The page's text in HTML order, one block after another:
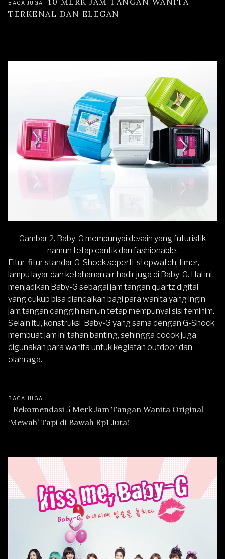
BACA JUGA :
TERKENAL DAN ELEGAN
Gambar 2. Baby-G mempunyai desain yang futuristik
namun tetap cantik dan fashionable.
Fitur-fitur standar G-Shock seperti stopwatch, timer,
lampu layar dan ketahanan air hadir juga di Baby-G. Hal ini
menjadikan Baby-G sebagai jam tangan quartz digital
yang cukup bisa diandalkan bagi para wanita yang ingin
jam tangan canggih namun tetap mempunyai sisi feminim.
Selain itu, konstruksi Baby-G yang sama dengan G-Shock
membuat jam ini tahan banting, sehingga cocok juga
digunakan para wanita untuk kegiatan outdoor dan
olahraga.
BACA JUGA :
Rekomendasi 5 Merk Jam Tangan Wanita Original
‘Mewah’ Tapi di Bawah Rp1 Juta!